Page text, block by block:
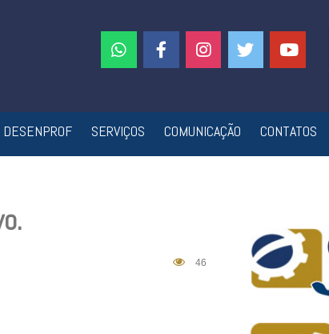
DESENPROF SERVIÇOS COMUNICAÇÃO CONTATOS
46